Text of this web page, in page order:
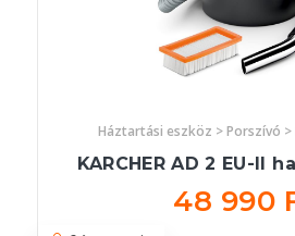
Háztartási eszköz > Porszívó >
KARCHER AD 2 EU-II
48 990